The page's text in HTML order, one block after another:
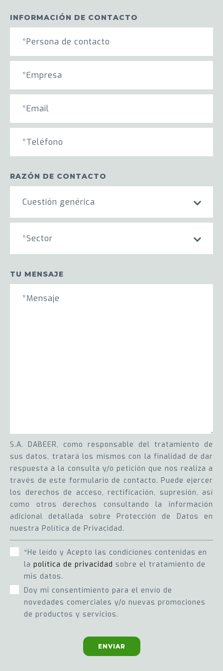
INFORMACIÓN DE CONTACTO
RAZÓN DE CONTACTO
Cuestión genérica
*Sector
TU MENSAJE
S.A. DABEER, como responsable del tratamiento de
sus datos, tratará los mismos con la finalidad de dar
respuesta a la consulta y/o petición que nos realiza a
través de este formulario de contacto. Puede ejercer
los derechos de acceso, rectificación, supresión, así
como otros derechos consultando la información
adicional detallada sobre Protección de Datos en
nuestra Política de Privacidad.
*He leído y Acepto las condiciones contenidas en
la política de privacidad sobre el tratamiento de
mis datos.
Doy mi consentimiento para el envío de
novedades comerciales y/o nuevas promociones
de productos y servicios.
ENVIAR